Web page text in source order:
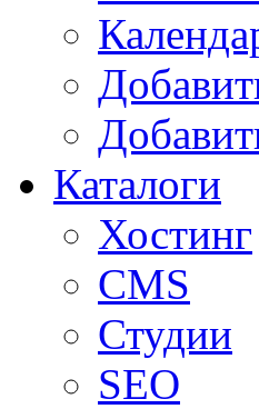
Каталоги
Хостинг
CMS
Студии
SEO